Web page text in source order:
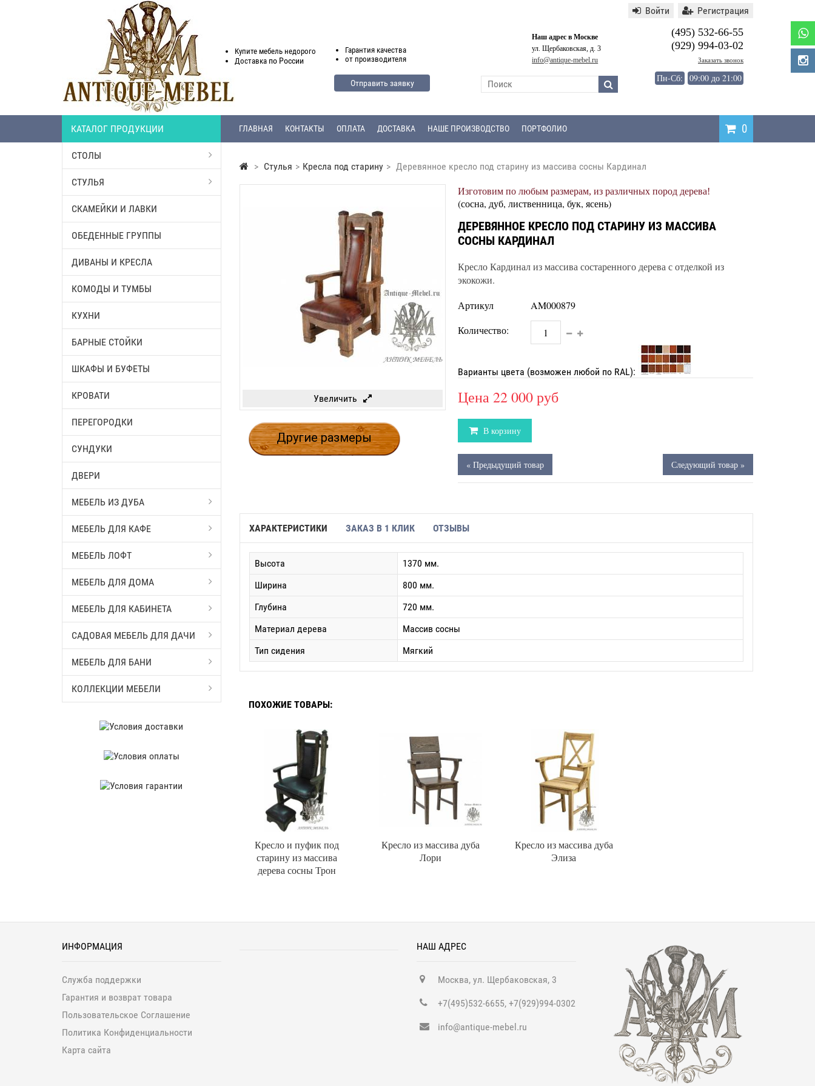
Купите мебель недорого
Доставка по России
Гарантия качества
от производителя
Отправить заявку
Наш адрес в Москве
ул. Щербаковская, д. 3
info@antique-mebel.ru
(495) 532-66-55
(929) 994-03-02
Заказать звонок
Пн-Сб: 09:00 до 21:00
Войти Регистрация
КАТАЛОГ ПРОДУКЦИИ 0
ГЛАВНАЯ КОНТАКТЫ ОПЛАТА ДОСТАВКА НАШЕ ПРОИЗВОДСТВО ПОРТФОЛИО
СТОЛЫ
СТУЛЬЯ
СКАМЕЙКИ И ЛАВКИ
ОБЕДЕННЫЕ ГРУППЫ
ДИВАНЫ И КРЕСЛА
КОМОДЫ И ТУМБЫ
КУХНИ
БАРНЫЕ СТОЙКИ
ШКАФЫ И БУФЕТЫ
КРОВАТИ
ПЕРЕГОРОДКИ
СУНДУКИ
ДВЕРИ
МЕБЕЛЬ ИЗ ДУБА
МЕБЕЛЬ ДЛЯ КАФЕ
МЕБЕЛЬ ЛОФТ
МЕБЕЛЬ ДЛЯ ДОМА
МЕБЕЛЬ ДЛЯ КАБИНЕТА
САДОВАЯ МЕБЕЛЬ ДЛЯ ДАЧИ
МЕБЕЛЬ ДЛЯ БАНИ
КОЛЛЕКЦИИ МЕБЕЛИ
> Стулья > Кресла под старину > Деревянное кресло под старину из массива сосны Кардинал
Увеличить
Другие размеры
Изготовим по любым размерам, из различных пород дерева!
(сосна, дуб, лиственница, бук, ясень)
ДЕРЕВЯННОЕ КРЕСЛО ПОД СТАРИНУ ИЗ МАССИВА
СОСНЫ КАРДИНАЛ
Кресло Кардинал из массива состаренного дерева с отделкой из
экокожи.
Артикул
AM000879
Количество:
Варианты цвета (возможен любой по RAL):
Цена22 000 руб
В корзину
« Предыдущий товар Следующий товар »
ХАРАКТЕРИСТИКИ ЗАКАЗ В 1 КЛИК ОТЗЫВЫ
Высота
1370 мм.
Ширина
800 мм.
Глубина
720 мм.
Материал дерева
Массив сосны
Тип сидения
Мягкий
ПОХОЖИЕ ТОВАРЫ:
Кресло и пуфик под
старину из массива
дерева сосны Трон
Кресло из массива дуба
Лори
Кресло из массива дуба
Элиза
ИНФОРМАЦИЯ
Служба поддержки
Гарантия и возврат товара
Пользовательское Соглашение
Политика Конфиденциальности
Карта сайта
НАШ АДРЕС
Москва, ул. Щербаковская, 3
+7(495)532-6655, +7(929)994-0302
info@antique-mebel.ru